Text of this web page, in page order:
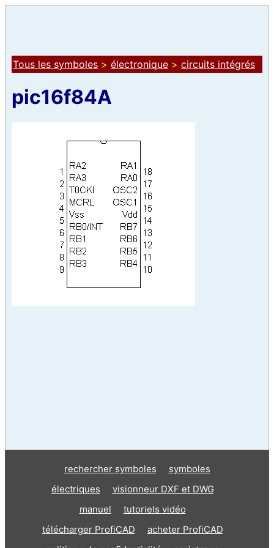
Tous les symboles > électronique > circuits intégrés
pic16f84A
rechercher symboles
symboles
électriques
visionneur DXF et DWG
manuel
tutoriels vidéo
télécharger ProfiCAD
acheter ProfiCAD